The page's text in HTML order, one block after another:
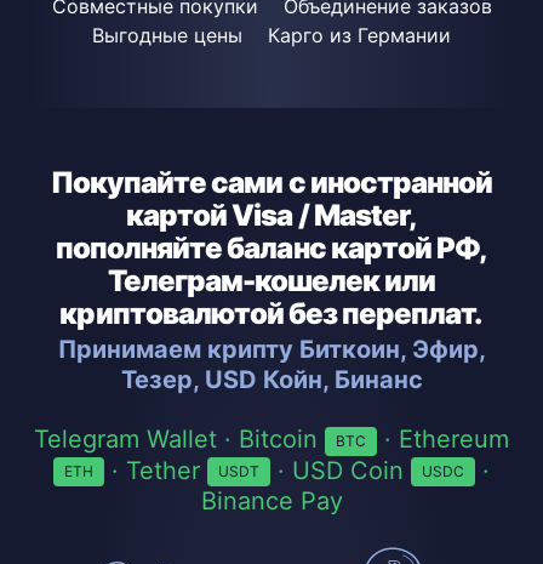
Совместные покупки
Объединение заказов
Выгодные цены
Карго из Германии
Покупайте сами с иностранной
картой Visa / Master,
пополняйте баланс картой РФ,
Телеграм-кошелек или
криптовалютой без переплат.
Принимаем крипту Биткоин, Эфир,
Тезер, USD Койн, Бинанс
Telegram Wallet · Bitcoin BTC · Ethereum
ETH · Tether USDT · USD Coin USDC
·
Binance Pay